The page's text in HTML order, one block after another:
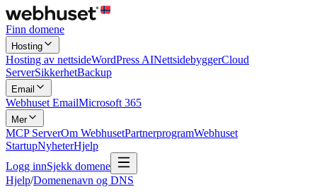
Finn domene
Hosting
Hosting av nettsideWordPress AINettsidebyggerCloud
ServerSikkerhetBackup
Email
Webhuset EmailMicrosoft 365
Mer
MCP ServerOm WebhusetPartnerprogramWebhuset
StartupNyheterHjelp
Logg innSjekk domene
Hjelp/Domenenavn og DNS